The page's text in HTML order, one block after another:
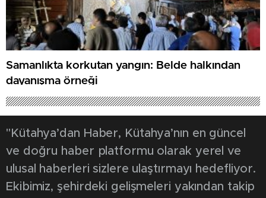
Samanlıkta korkutan yangın: Belde halkından
dayanışma örneği
"Kütahya’dan Haber, Kütahya’nın en güncel
ve doğru haber platformu olarak yerel ve
ulusal haberleri sizlere ulaştırmayı hedefliyor.
Ekibimiz, şehirdeki gelişmeleri yakından takip